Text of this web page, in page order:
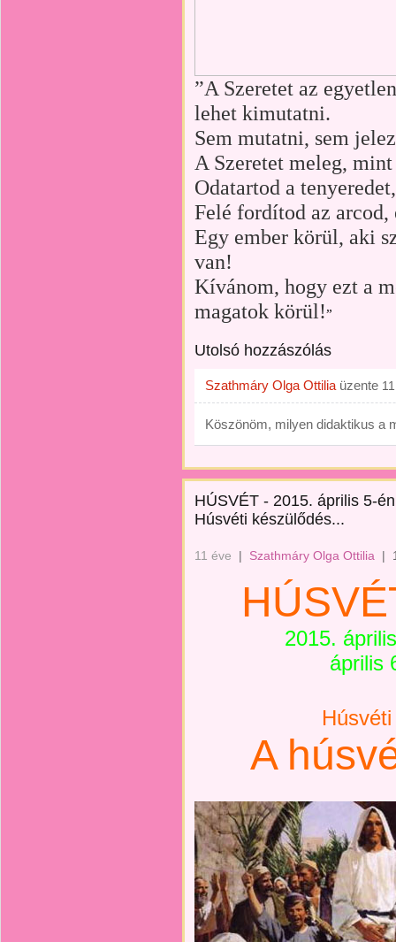
”A Szeretet az
lehet kimutatni.
Sem mutatni, sem
A Szeretet meleg,
Odatartod a
Felé fordítod az arcod,
Egy ember körül, aki
van!
Kívánom, hogy ezt a
magatok körül!”
Utolsó hozzászólás
Szathmáry Olga Ottilia üzente
Köszönöm, milyen didaktikus a
HÚSVÉT - 2015. április 5-
Húsvéti készülődés...
11 éve | Szathmáry Olga Ottilia |
2015.
április
A